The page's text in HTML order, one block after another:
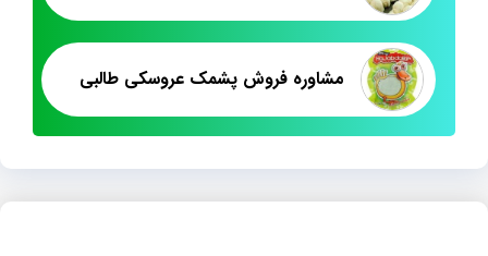
مشاوره فروش پشمک عروسکی طالبی